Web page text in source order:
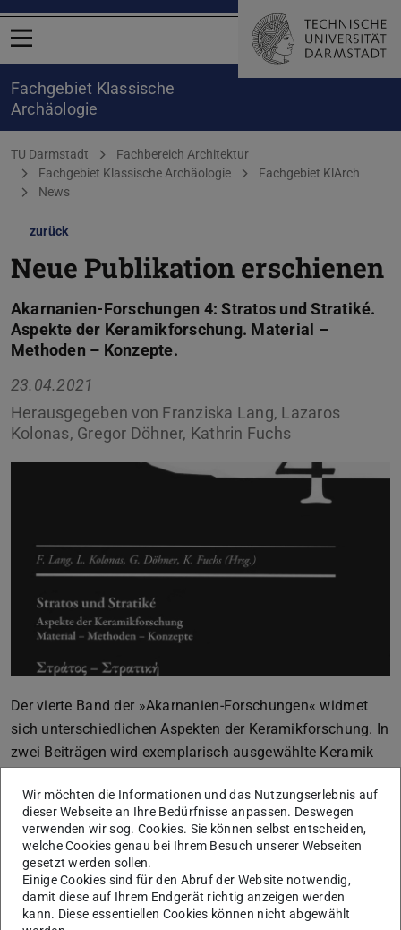
Menü öffnen
Fachgebiet Klassische
Archäologie
Sie befinden sich hier:
TU Darmstadt
Fachbereich Architektur
Fachgebiet Klassische Archäologie
Fachgebiet KlArch
News
zurück
Neue Publikation erschienen
Akarnanien-Forschungen 4: Stratos und Stratiké.
Aspekte der Keramikforschung. Material –
Methoden – Konzepte.
23.04.2021
Herausgegeben von Franziska Lang, Lazaros
Kolonas, Gregor Döhner, Kathrin Fuchs
Der vierte Band der »Akarnanien-Forschungen« widmet
sich unterschiedlichen Aspekten der Keramikforschung. In
zwei Beiträgen wird exemplarisch ausgewählte Keramik
Fundkomplexen in Stratos und der Stratiké vorgelegt.
Die Funde aus dem sog. Töpferschutt auf der Agora von
Stratos wird unter keramologisch-technologischen Fragen
untersucht, während die Funde vom Heiligtum in Spathari
(Stratiké) hinsichtlich ihres kultisch-sakralen Kontextes
bearbeitet werden. In weiteren Beiträgen werden neue
Wir möchten die Informationen und das Nutzungserlebnis auf
dieser Webseite an Ihre Bedürfnisse anpassen. Deswegen
verwenden wir sog. Cookies. Sie können selbst entscheiden,
welche Cookies genau bei Ihrem Besuch unserer Webseiten
gesetzt werden sollen.
Einige Cookies sind für den Abruf der Website notwendig,
damit diese auf Ihrem Endgerät richtig anzeigen werden
kann. Diese essentiellen Cookies können nicht abgewählt